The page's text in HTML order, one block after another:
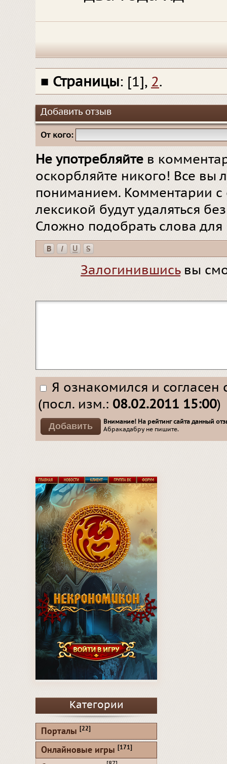
■ Страницы: [1], 2.
Добавить отзыв
От кого:
Не употребляйте в
оскорбляйте никого! Все вы
пониманием. Комментарии
лексикой будут удаляться
Сложно подобрать слова
Залогинившисьвы
Я ознакомился и согласен
(посл. изм.: 08.02.2011 15:00)
Внимание! На рейтинг сайта данный
Абракадабру не пишите.
Категории
Порталы [22]
Онлайновые игры [171]